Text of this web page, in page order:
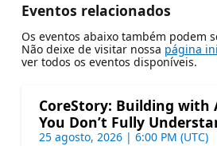
Eventos relacionados
Os eventos abaixo também podem
Não deixe de visitar nossa página
ver todos os eventos disponíveis.
CoreStory: Building with
You Don’t Fully
25 agosto, 2026 | 6:00 PM (UTC)